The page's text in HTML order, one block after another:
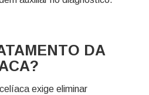
DA
exige eliminar